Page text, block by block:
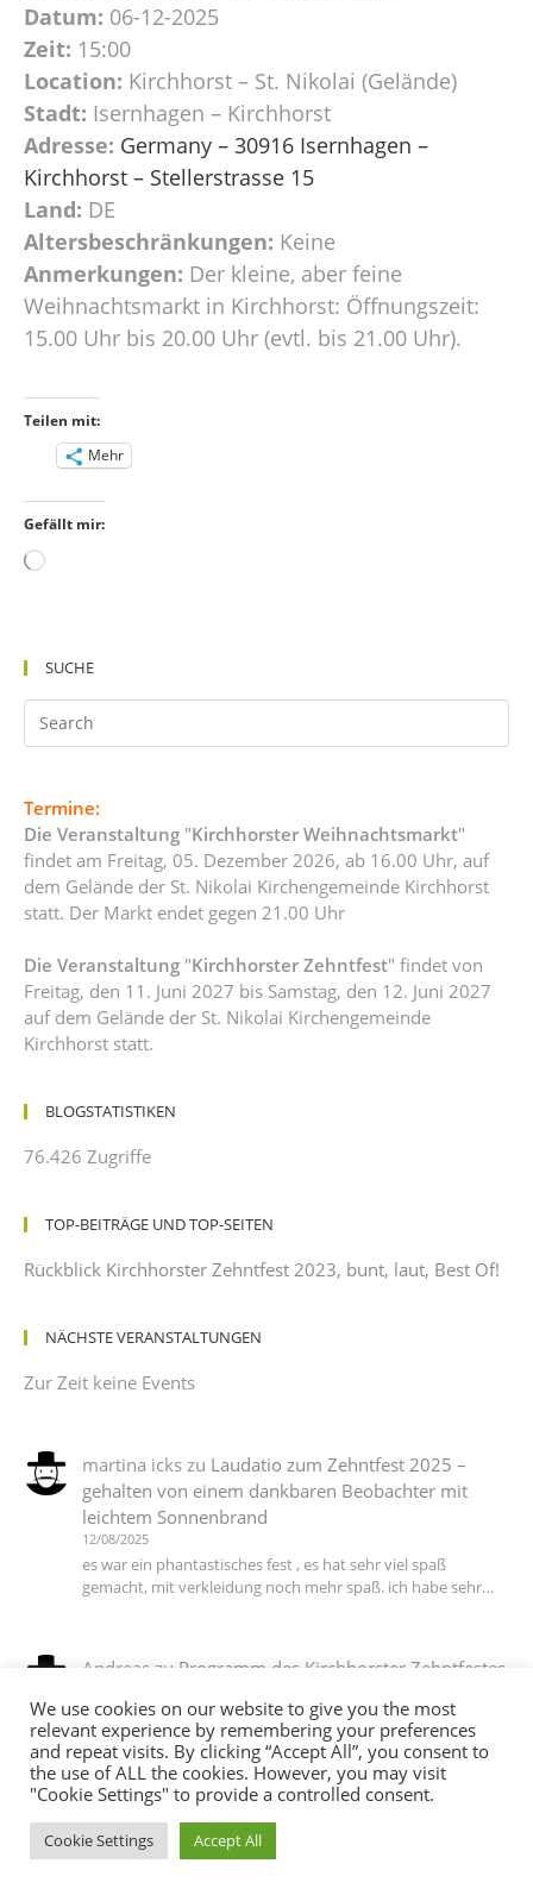
Datum: 06-12-2025
Zeit: 15:00
Location: Kirchhorst – St. Nikolai (Gelände)
Stadt: Isernhagen – Kirchhorst
Adresse: Germany – 30916 Isernhagen –
Kirchhorst – Stellerstrasse 15
Land: DE
Altersbeschränkungen: Keine
Anmerkungen: Der kleine, aber feine
Weihnachtsmarkt in Kirchhorst: Öffnungszeit:
15.00 Uhr bis 20.00 Uhr (evtl. bis 21.00 Uhr).
Teilen mit:
Mehr
Gefällt mir:
Wird
SUCHE
Termine:
Die Veranstaltung "Kirchhorster Weihnachtsmarkt"
findet am Freitag, 05. Dezember 2026, ab 16.00 Uhr, auf
dem Gelände der St. Nikolai Kirchengemeinde Kirchhorst
statt. Der Markt endet gegen 21.00 Uhr
Die Veranstaltung "Kirchhorster Zehntfest" findet von
Freitag, den 11. Juni 2027 bis Samstag, den 12. Juni 2027
auf dem Gelände der St. Nikolai Kirchengemeinde
Kirchhorst statt.
BLOGSTATISTIKEN
76.426 Zugriffe
TOP-BEITRÄGE UND TOP-SEITEN
Rückblick Kirchhorster Zehntfest 2023, bunt, laut, Best Of!
NÄCHSTE VERANSTALTUNGEN
Zur Zeit keine Events
martina ickszu Laudatio zum Zehntfest 2025 –
gehalten von einem dankbaren Beobachter mit
leichtem Sonnenbrand
12/08/2025
es war ein phantastisches fest , es hat sehr viel spaß
gemacht, mit verkleidung noch mehr spaß. ich habe sehr…
Andreas zu Programm des Kirchhorster Zehntfestes
06/07/2025
DJ T Ein Dank an alle die dieses wieder möglich gemacht
haben :-))
martina icks zuDas Motto steht, die Planungen
We use cookies on our website to give you the most
relevant experience by remembering your preferences
and repeat visits. By clicking “Accept All”, you consent to
the use of ALL the cookies. However, you may visit
"Cookie Settings" to provide a controlled consent.
Cookie Settings Accept All